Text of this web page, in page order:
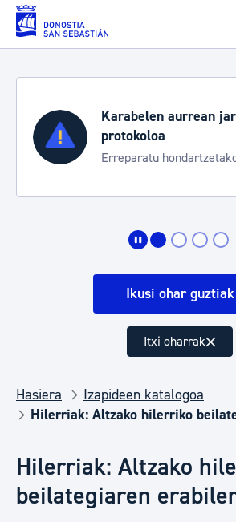
Eduki nagusira joan
Karabelen aurrean
protokoloa
Erreparatu
Ikusi ohar guztiak
Itxi oharrak
Hasiera
Izapideen katalogoa
Hilerriak: Altzako hilerriko
Hilerriak: Altzako
beilategiaren